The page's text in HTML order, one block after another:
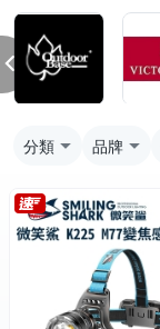
分類 品牌